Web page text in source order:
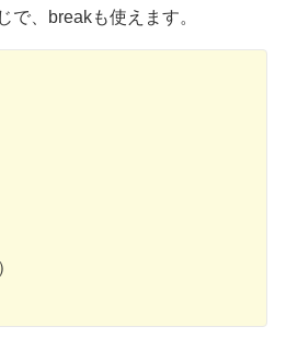
で、breakも使えます。